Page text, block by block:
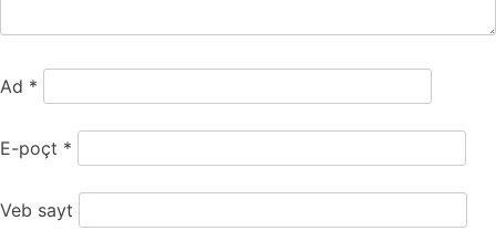
Ad *
E-poçt *
Veb sayt